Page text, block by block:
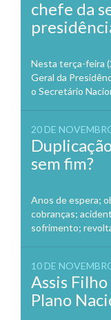
chefe da
Nesta terça-feira
Geral da
o Secretário
20 DE
sem fim?
Anos de espera;
cobranças;
sofrimento;
10 DE
Assis
Plano